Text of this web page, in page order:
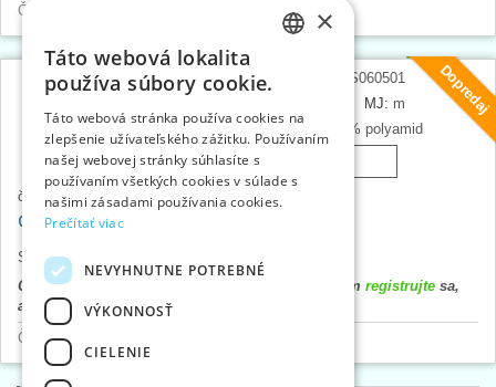
Čipky a štykovanie
Dopredaj
číslo tovaru:
S060501
MJ: m
materiál:
100% polyamid
č. karty: 73680
Čipka silonová - 78 mm
Silonová čipka, cena za 1 m, český výrobok.
Cena výrobku sa zobrazí až po prihlásení. Prosím registrujte sa,
aleboprihláste.
Čipky a štykovanie
ENGLISH
GERMAN
×
Táto webová lokalita
používa súbory cookie.
Táto webová stránka používa cookies na
zlepšenie užívateľského zážitku. Používaním
našej webovej stránky súhlasíte s
používaním všetkých cookies v súlade s
našimi zásadami používania cookies.
Prečítať viac
NEVYHNUTNE POTREBNÉ
VÝKONNOSŤ
CIELENIE